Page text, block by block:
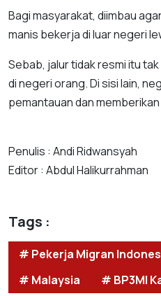
Bagi masyarakat, diimbau
manis bekerja di luar negeri
Sebab, jalur tidak resmi itu
di negeri orang. Di sisi lain,
pemantauan dan
Penulis : Andi Ridwansyah
Editor : Abdul Halikurrahman
Tags :
# Pekerja Migran
# Malaysia
# BP3MI